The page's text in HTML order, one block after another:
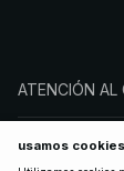
ATENCIÓN AL
SOBRE NA-KD